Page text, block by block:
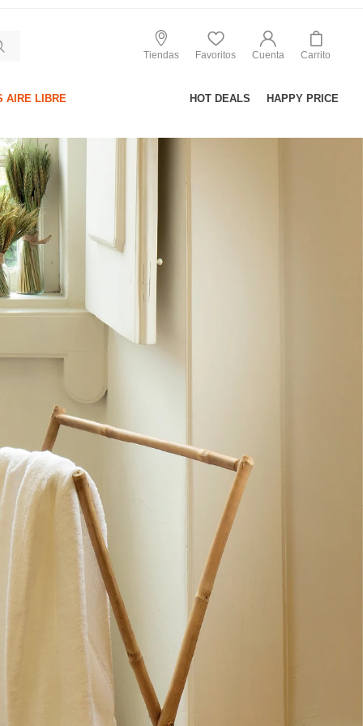
Tiendas Favoritos Cuenta Carrito
AIRE LIBRE HOT DEALS HAPPY PRICE